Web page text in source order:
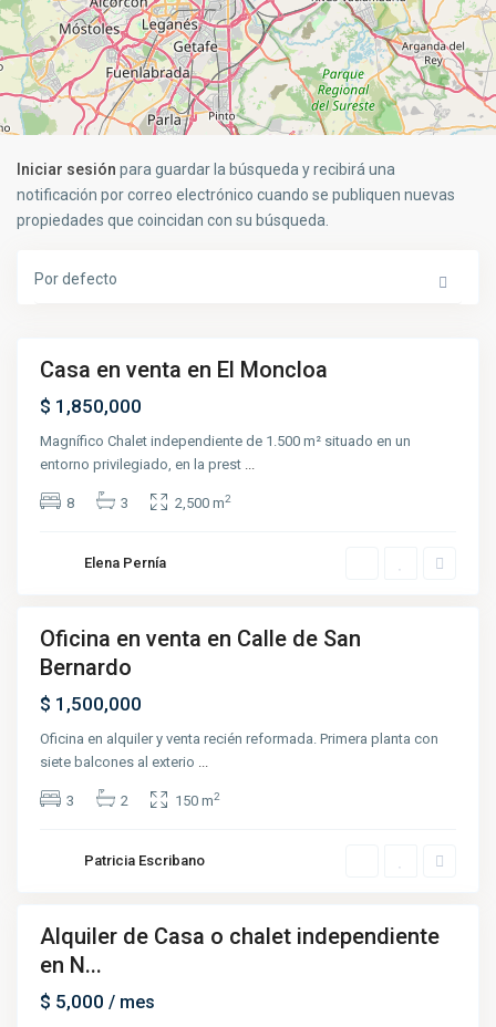
Iniciar sesiónpara guardar la búsqueda y recibirá una
notificación por correo electrónico cuando se publiquen nuevas
propiedades que coincidan con su búsqueda.
Por defecto
Destacado
Casa en venta en El Moncloa
$ 1,850,000
Magnífico Chalet independiente de 1.500 m² situado en un
entorno privilegiado, en la prest ...
8 3 2,500 m2
Elena Pernía
Destacado
Oficina en venta en Calle de San
Bernardo
$ 1,500,000
Oficina en alquiler y venta recién reformada. Primera planta con
siete balcones al exterio ...
3 2 150 m2
Patricia Escribano
Destacado
Alquiler de Casa o chalet independiente
en N...
$ 5,000/ mes